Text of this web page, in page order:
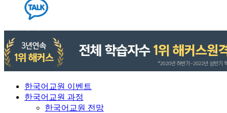
한국어교원 이벤트
한국어교원 과정
한국어교원 전망